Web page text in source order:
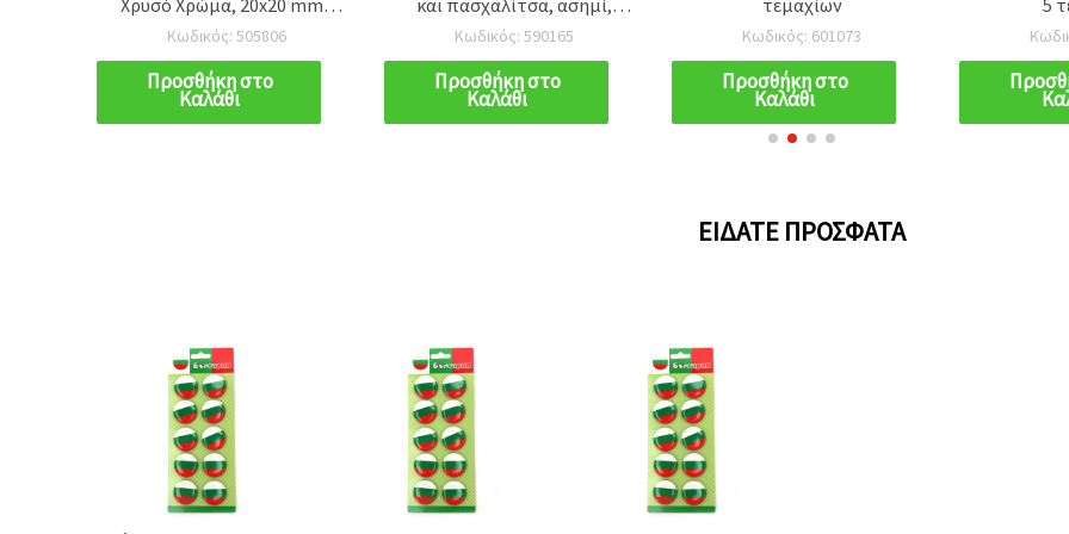
Συσκευασία 12 τεμ.
Κωδικός: 505806
Προσθήκη στο
Καλάθι
25x25x10 mm - 10 τεμ.
Κωδικός: 590165
Προσθήκη στο
Καλάθι
Κωδικός: 601073
Προσθήκη στο
Καλάθι
ΕΊΔΑΤΕ ΠΡΌΣΦΑΤΑ